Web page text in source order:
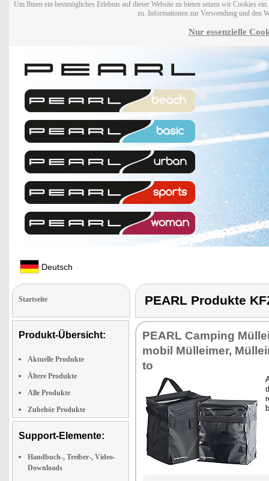
Um Ihnen ein bestmögliches Erlebnis auf dieser Website zu bieten setzen wir Cookies
zu. Informationen zur Verwendung und den
Nur essenzielle
Deutsch
Startseite
Produkt-Übersicht:
Aktuelle Produkte
Ältere Produkte
Alle Produkte
Zubehör Produkte
Support-Elemente:
Handbuch-, Treiber-, Video-
Downloads
PEARL Produkte
PEARL Cam­ping
mo­bil Müll­ei­mer,
to